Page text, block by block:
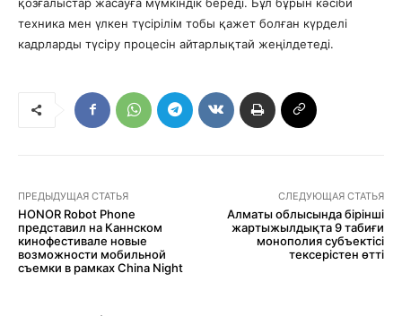
техника мен үлкен түсірілім тобы қажет болған күрделі
кадрларды түсіру процесін айтарлықтай жеңілдетеді.
ПРЕДЫДУЩАЯ СТАТЬЯ
HONOR Robot Phone
представил на Каннском
кинофестивале новые
возможности мобильной
съемки в рамках China Night
СЛЕДУЮЩАЯ СТАТЬЯ
Алматы облысында бірінші
жартыжылдықта 9 табиғи
монополия субъектісі
тексерістен өтті